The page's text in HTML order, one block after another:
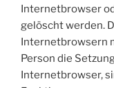
Internetbrowser
gelöscht werden.
Internetbrowsern
Person die
Internetbrowser,